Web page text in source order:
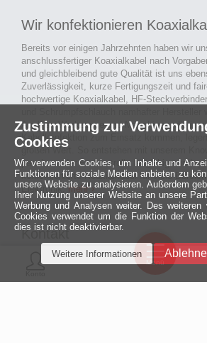
Wir konfektionieren
Bereits vor einigen Jahrzehnten haben wir
anschlussfertiger Koaxialkabel nach
und gleichbleibend gute Qualität ist uns
Zuverlässigkeit, kurze Fertigungszeit und
hochwertige Koaxialkabel, HF-
Auch an Werkzeuge und Maschinen, die in
Kabelkonfektion zum Einsatz kommen,
großen Wert. So entstehen mit unserem
passieren der Endkontrolle langlebige und
konfektionierte Koaxialkabel für viele
Elektronik.mehr ›
Kontakt
MCE Mauritz Electronics
Menü
Zustimmung zur
Cookies
Wir verwenden Cookies, um Inhalte und
Funktionen für soziale Medien anbieten zu
unsere Website zu analysieren. Außerdem
Ihrer Nutzung unserer Website an unsere
Werbung und Analysen weiter. Des weiteren
Cookies verwendet um die Funktion der
dies ist nicht deaktivierbar.
Weitere Informationen